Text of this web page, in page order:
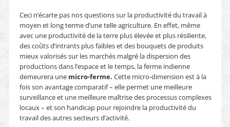
Ceci n’écarte pas nos questions sur la productivité du travail à
moyen et long terme d’une telle agriculture. En effet, même
avec une productivité de la terre plus élevée et plus résiliente,
des coûts d’intrants plus faibles et des bouquets de produits
mieux valorisés sur les marchés malgré la dispersion des
productions dans l’espace et le temps, la ferme indienne
demeurera une micro-ferme. Cette micro-dimension est à la
fois son avantage comparatif ­– elle permet une meilleure
surveillance et une meilleure maîtrise des processus complexes
locaux – et son handicap pour rejoindre la productivité du
travail des autres secteurs d’activité.